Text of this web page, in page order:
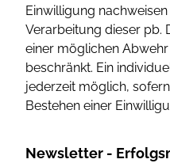
Einwilligung
Verarbeitung dieser pb.
einer möglichen
beschränkt. Ein
jederzeit möglich,
Bestehen einer
Newsletter -